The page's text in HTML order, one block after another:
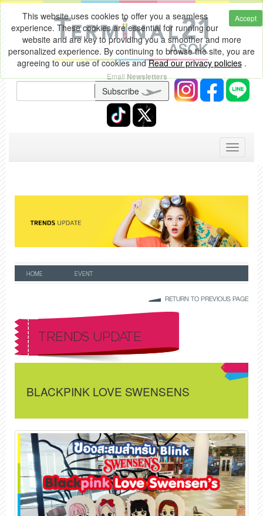
Accept
This website uses cookies to offer you a seamless
experience. These cookies are essential for running our
website and are key to providing you a smoother and more
personalized experience. By continuing to browse the site, you are
agreeing to our use of cookies andRead our privacy policies.
EmailNewsletters
Subscribe
Toggle
HOME EVENT
RETURN TO PREVIOUS PAGE
TRENDS UPDATE
BLACKPINK LOVE SWENSENS